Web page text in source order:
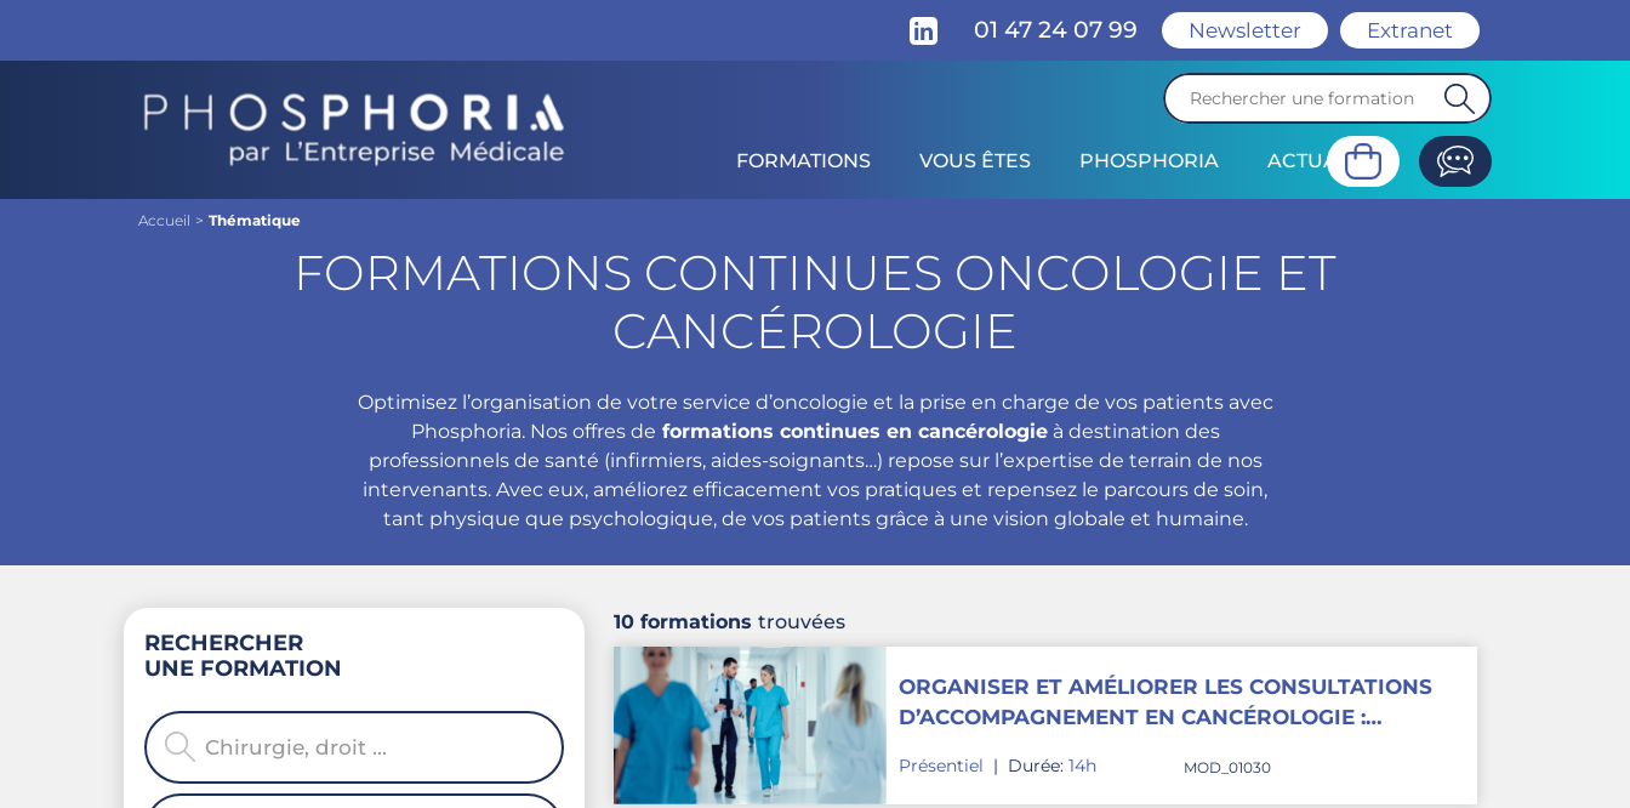
01 47 24 07 99 Newsletter Extranet
FORMATIONS VOUS ÊTES PHOSPHORIA ACTUALITÉ
Accueil > Thématique
FORMATIONS CONTINUES ONCOLOGIE ET
CANCÉROLOGIE
Optimisez l’organisation de votre service d’oncologie et la prise en charge de vos patients avec
Phosphoria. Nos offres de formations continues en cancérologieà destination des
professionnels de santé (infirmiers, aides-soignants…) repose sur l’expertise de terrain de nos
intervenants. Avec eux, améliorez efficacement vos pratiques et repensez le parcours de soin,
tant physique que psychologique, de vos patients grâce à une vision globale et humaine.
RECHERCHER
UNE FORMATION
10 formations trouvées
ORGANISER ET AMÉLIORER LES CONSULTATIONS
D’ACCOMPAGNEMENT EN CANCÉROLOGIE :
PSYCHOLOGIQUES - 2027
Présentiel | Durée: 14h MOD_01030